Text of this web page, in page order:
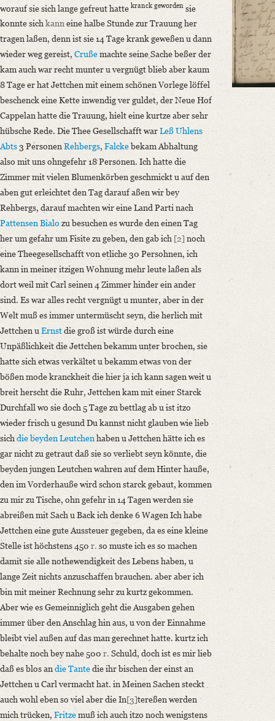
worauf sie sich lange gefreut hatte kranck geworden sie
konnte sich kann eine halbe Stunde zur Trauung her
tragen laßen, denn ist sie 14 Tage krank geweßen u dann
wieder weg gereist, Crußemachte seine Sache beßer der
kam auch war recht munter u vergnügt blieb aber kaum
8 Tage er hat Jettchen mit einem schönen Vorlege löffel
beschenck eine Kette inwendig ver guldet, der Neue Hof
Cappelan hatte die Trauung, hielt eine kurtze aber sehr
hübsche Rede. Die Thee Gesellschafft warLeß Uhlens
Abts3 PersonenRehbergs, Falckebekam Abhaltung
also mit uns ohngefehr 18 Personen. Ich hatte die
Zimmer mit vielen Blumenkörben geschmickt u auf den
aben gut erleichtet den Tag darauf aßen wir bey
Rehbergs, darauf machten wir eine Land Parti nach
PattensenBialo zu besuchen es wurde den einen Tag
her um gefahr um Fisite zu geben, den gab ich [2] noch
eine Theegesellschafft von etliche 30 Persohnen, ich
kann in meiner itzigen Wohnung mehr leute laßen als
dort weil mit Carl seinen 4 Zimmer hinder ein ander
sind. Es war alles recht vergnügt u munter, aber in der
Welt muß es immer untermüscht seyn, die herlich mit
Jettchen u Ernstdie groß ist würde durch eine
Unpäßlichkeit die Jettchen bekamm unter brochen, sie
hatte sich etwas verkältet u bekamm etwas von der
bößen mode kranckheit die hier ja ich kann sagen weit u
breit herscht die Ruhr, Jettchen kam mit einer Starck
Durchfall wo sie doch 5 Tage zu bettlag ab u ist itzo
wieder frisch u gesund Du kannst nicht glauben wie lieb
sich die beyden Leutchenhaben u Jettchen hätte ich es
gar nicht zu getraut daß sie so verliebt seyn könnte, die
beyden jungen Leutchen wahren auf dem Hinter hauße,
den im Vorderhauße wird schon starck gebaut, kommen
zu mir zu Tische, ohn gefehr in 14 Tagen werden sie
abreißen mit Sach u Back ich denke 6 Wagen Ich habe
Jettchen eine gute Aussteuer gegeben, da es eine kleine
Stelle ist höchstens 450 r. so muste ich es so machen
damit sie alle nothewendigkeit des Lebens haben, u
lange Zeit nichts anzuschaffen brauchen. aber aber ich
bin mit meiner Rechnung sehr zu kurtz gekommen.
Aber wie es Gemeinniglich geht die Ausgaben gehen
immer über den Anschlag hin aus, u von der Einnahme
bleibt viel außen auf das man gerechnet hatte. kurtz ich
behalte noch bey nahe 500 r. Schuld, doch ist es mir lieb
daß es blos andie Tantedie ihr bischen der einst an
Jettchen u Carl vermacht hat. in Meinen Sachen steckt
auch wohl eben so viel aber die In[3]tereßen werden
mich trücken, Fritzemuß ich auch itzo noch wenigstens